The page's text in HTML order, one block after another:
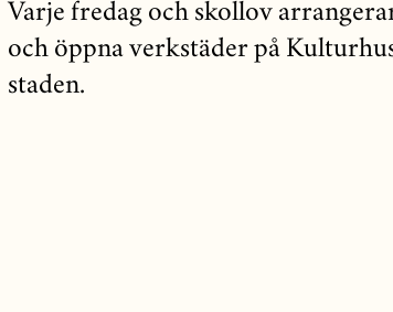
Varje fredag och skollov
och öppna verkstäder på
staden.